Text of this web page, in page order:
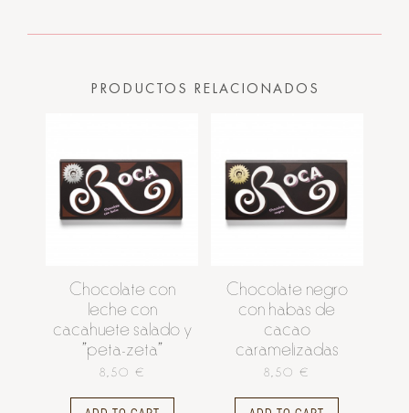
PRODUCTOS RELACIONADOS
Chocolate con
leche con
cacahuete salado y
"peta-zeta"
8,50 €
Chocolate negro
con habas de
cacao
caramelizadas
8,50 €